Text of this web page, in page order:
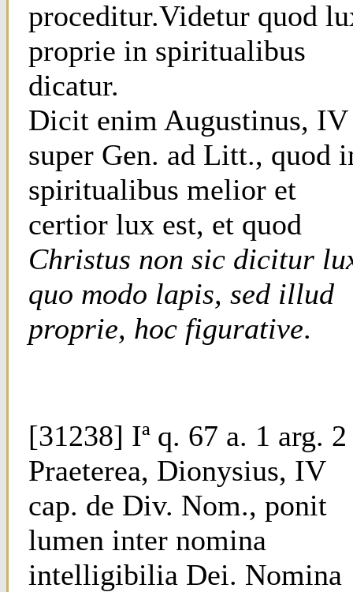
proceditur.Videtur quod
proprie in spiritualibus
dicatur.
Dicit enim Augustinus, IV
super Gen. ad Litt., quod
spiritualibus melior et
certior lux est, et quod
Christus non sic dicitur
quo modo lapis, sed illud
proprie, hoc figurative.
[31238] Iª q. 67 a. 1 arg. 2
Praeterea, Dionysius, IV
cap. de Div. Nom., ponit
lumen inter nomina
intelligibilia Dei. Nomina